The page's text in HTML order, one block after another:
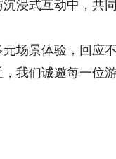
浸式互动中，共
场景体验，回应
我们诚邀每一位